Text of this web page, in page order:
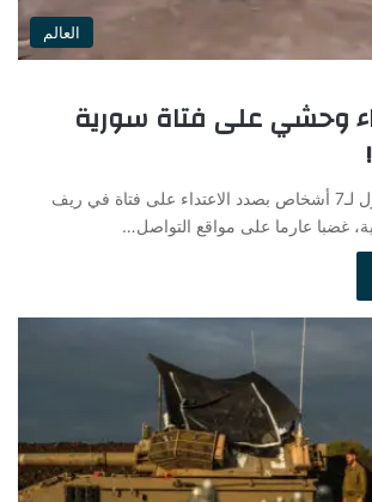
العالم
وحشي على فتاة سورية
أثار مقطع فيديو متداول لـ7 أشخاص بصدد الاعتداء على فتاة في ريف
غضبا عارما على مواقع التواصل…